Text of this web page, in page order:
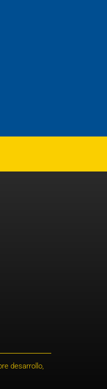
desarrollo,